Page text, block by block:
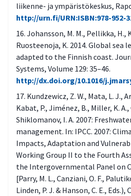
liikenne- ja ympäristökeskus,
http://urn.fi/URN:ISBN:978-952-
Johansson, M. M., Pellikka, H.,
Ruosteenoja, K. 2014. Global sea
adapted to the Finnish coast.
Systems, Volume 129: 35–46.
http://dx.doi.org/10.1016/
Kundzewicz, Z. W., Mata, L. J.,
Kabat, P., Jiménez, B., Miller, K. A.,
Shiklomanov, I. A. 2007:
management. In: IPCC. 2007:
Impacts, Adaptation and
Working Group II to the Fourth
the Intergovernmental Panel on
[Parry, M. L., Canziani, O. F.,
Linden, P. J. & Hanson, C. E.,